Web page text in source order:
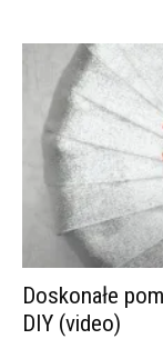
Doskonałe
DIY (video)